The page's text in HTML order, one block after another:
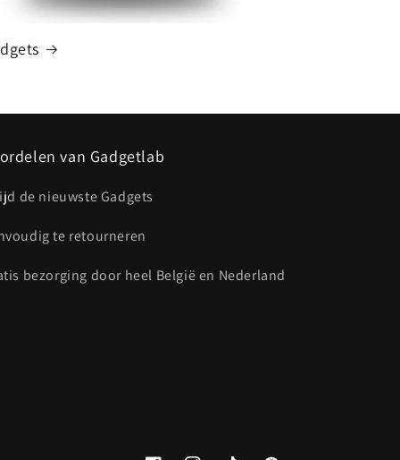
van Gadgetlab
de nieuwste Gadgets
te retourneren
bezorging door heel België en Nederland